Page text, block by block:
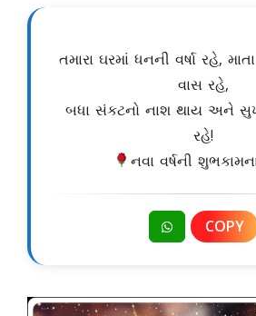
તમારા ઘરમાં ધનની વર્ષા રહે,
વાસ રહે,
બધા સંકટનો નાશ થાય અને
રહે!
નવા વર્ષની
COPY